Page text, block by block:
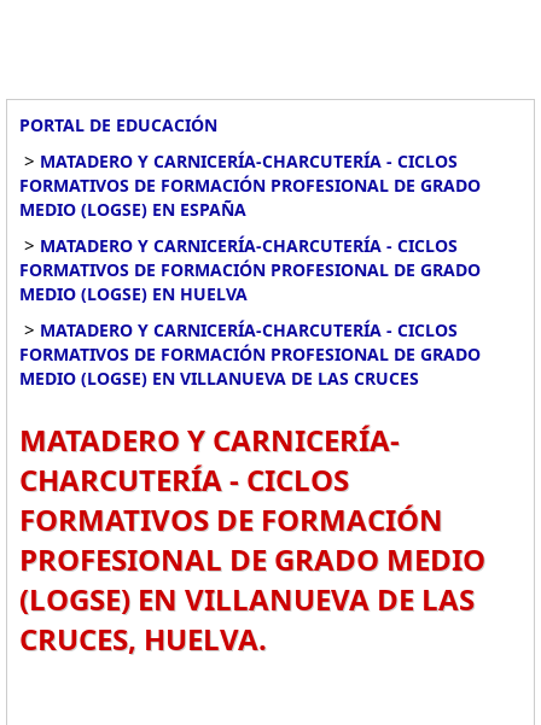
PORTAL DE EDUCACIÓN
> MATADERO Y CARNICERÍA-CHARCUTERÍA - CICLOS
FORMATIVOS DE FORMACIÓN PROFESIONAL DE GRADO
MEDIO (LOGSE) EN ESPAÑA
> MATADERO Y CARNICERÍA-CHARCUTERÍA - CICLOS
FORMATIVOS DE FORMACIÓN PROFESIONAL DE GRADO
MEDIO (LOGSE) EN HUELVA
> MATADERO Y CARNICERÍA-CHARCUTERÍA - CICLOS
FORMATIVOS DE FORMACIÓN PROFESIONAL DE GRADO
MEDIO (LOGSE) EN VILLANUEVA DE LAS CRUCES
MATADERO Y CARNICERÍA-
CHARCUTERÍA - CICLOS
FORMATIVOS DE FORMACIÓN
PROFESIONAL DE GRADO MEDIO
(LOGSE) EN VILLANUEVA DE LAS
CRUCES, HUELVA.